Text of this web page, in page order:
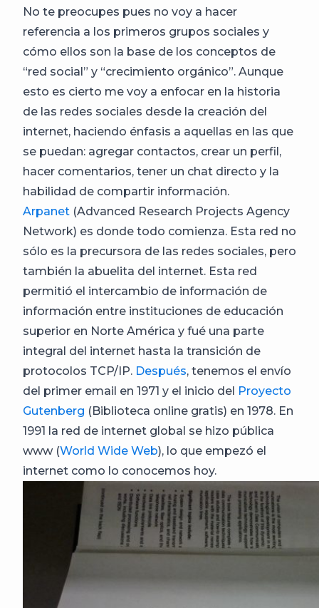
No te preocupes pues no voy a hacer
referencia a los primeros grupos sociales y
cómo ellos son la base de los conceptos de
“red social” y “crecimiento orgánico”. Aunque
esto es cierto me voy a enfocar en la historia
de las redes sociales desde la creación del
internet, haciendo énfasis a aquellas en las que
se puedan: agregar contactos, crear un perfil,
hacer comentarios, tener un chat directo y la
habilidad de compartir información.
Arpanet (Advanced Research Projects Agency
Network) es donde todo comienza. Esta red no
sólo es la precursora de las redes sociales, pero
también la abuelita del internet. Esta red
permitió el intercambio de información de
información entre instituciones de educación
superior en Norte América y fué una parte
integral del internet hasta la transición de
protocolos TCP/IP. Después, tenemos el envío
del primer email en 1971 y el inicio del Proyecto
Gutenberg (Biblioteca online gratis) en 1978. En
1991 la red de internet global se hizo pública
www (World Wide Web), lo que empezó el
internet como lo conocemos hoy.